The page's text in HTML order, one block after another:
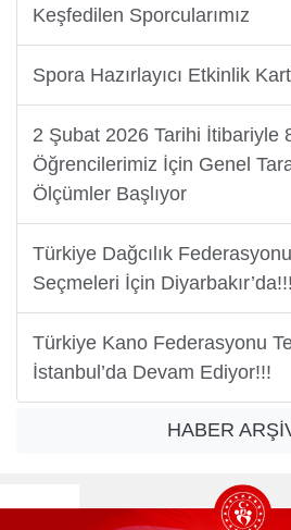
Keşfedilen Sporcularımız
Spora Hazırlayıcı Etkinlik
2 Şubat 2026 Tarihi İtibariyle
Öğrencilerimiz İçin Genel
Ölçümler Başlıyor
Türkiye Dağcılık
Seçmeleri İçin Diyarbakır’da!!!
Türkiye Kano Federasyonu
İstanbul’da Devam Ediyor!!!
HABER